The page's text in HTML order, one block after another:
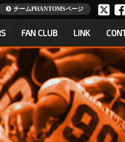
チームPHANTOMSページ
FAN CLUB LINK